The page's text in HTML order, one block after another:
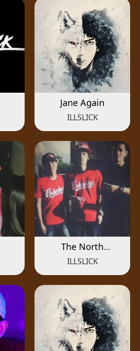
Jane Again
ILLSLICK
The North
Remembers
ILLSLICK